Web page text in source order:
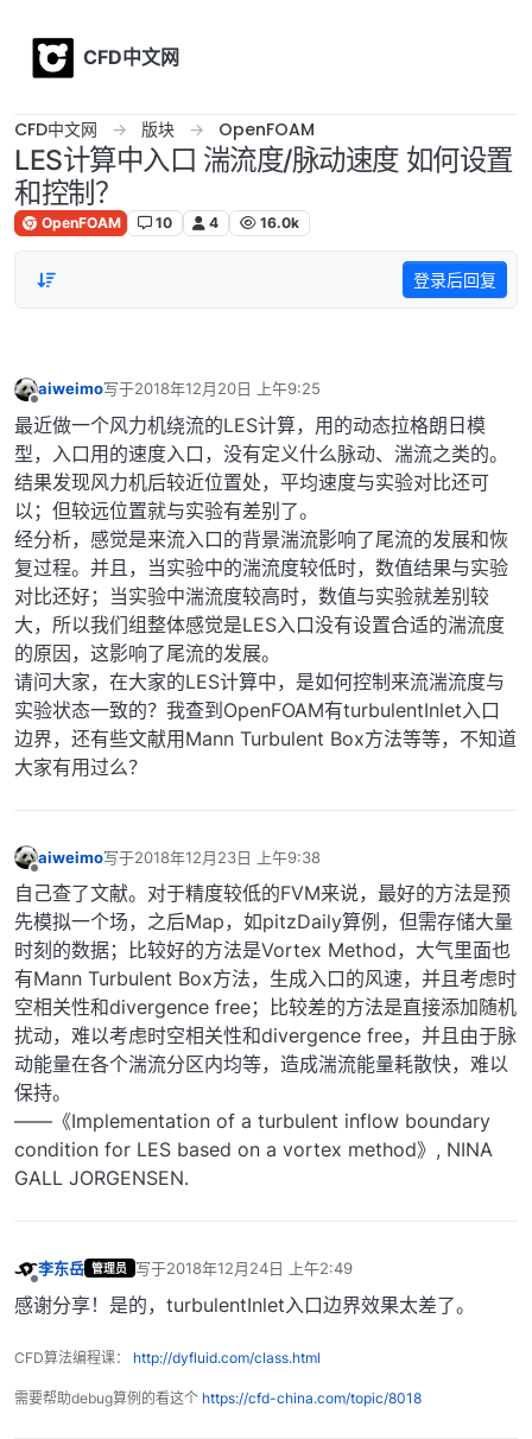
CFD中文网
CFD中文网 版块 OpenFOAM
LES计算中入口 湍流度/脉动速度 如何设置
和控制？
OpenFOAM 10 4 16.0k
登录后回复
aiweimo写于2018年12月20日 上午9:25
最后由 编辑
最近做一个风力机绕流的LES计算，用的动态拉格朗日模
型，入口用的速度入口，没有定义什么脉动、湍流之类的。
结果发现风力机后较近位置处，平均速度与实验对比还可
以；但较远位置就与实验有差别了。
经分析，感觉是来流入口的背景湍流影响了尾流的发展和恢
复过程。并且，当实验中的湍流度较低时，数值结果与实验
对比还好；当实验中湍流度较高时，数值与实验就差别较
大，所以我们组整体感觉是LES入口没有设置合适的湍流度
的原因，这影响了尾流的发展。
请问大家，在大家的LES计算中，是如何控制来流湍流度与
实验状态一致的？我查到OpenFOAM有turbulentInlet入口
边界，还有些文献用Mann Turbulent Box方法等等，不知道
大家有用过么？
aiweimo写于2018年12月23日 上午9:38
最后由 编辑
自己查了文献。对于精度较低的FVM来说，最好的方法是预
先模拟一个场，之后Map，如pitzDaily算例，但需存储大量
时刻的数据；比较好的方法是Vortex Method，大气里面也
有Mann Turbulent Box方法，生成入口的风速，并且考虑时
空相关性和divergence free；比较差的方法是直接添加随机
扰动，难以考虑时空相关性和divergence free，并且由于脉
动能量在各个湍流分区内均等，造成湍流能量耗散快，难以
保持。
——《Implementation of a turbulent inflow boundary
condition for LES based on a vortex method》, NINA
GALL JORGENSEN.
李东岳 管理员 写于2018年12月24日 上午2:49
最后由 编辑
感谢分享！是的，turbulentInlet入口边界效果太差了。
CFD算法编程课： http://dyfluid.com/class.html
需要帮助debug算例的看这个 https://cfd-china.com/topic/8018